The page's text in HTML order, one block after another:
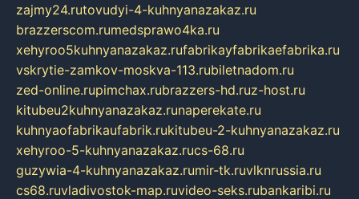
zajmy24.rutovudyi-4-kuhnyanazakaz.ru
brazzerscom.rumedsprawo4ka.ru
xehyroo5kuhnyanazakaz.rufabrikayfabrikaefabrika.ru
vskrytie-zamkov-moskva-113.rubiletnadom.ru
zed-online.rupimchax.rubrazzers-hd.ruz-host.ru
kitubeu2kuhnyanazakaz.runaperekate.ru
kuhnyaofabrikaufabrik.rukitubeu-2-kuhnyanazakaz.ru
xehyroo-5-kuhnyanazakaz.rucs-68.ru
guzywia-4-kuhnyanazakaz.rumir-tk.ruvlknrussia.ru
cs68.ruvladivostok-map.ruvideo-seks.rubankaribi.ru